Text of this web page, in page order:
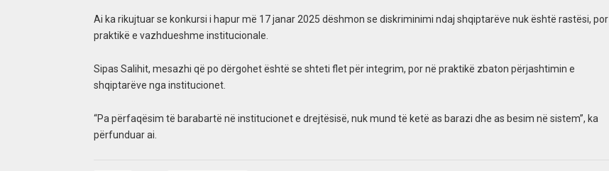
Ai ka rikujtuar se konkursi i hapur më 17 janar 2025 dëshmon se diskriminimi ndaj shqiptarëve nuk është rastësi, por
praktikë e vazhdueshme institucionale.
Sipas Salihit, mesazhi që po dërgohet është se shteti flet për integrim, por në praktikë zbaton përjashtimin e
shqiptarëve nga institucionet.
“Pa përfaqësim të barabartë në institucionet e drejtësisë, nuk mund të ketë as barazi dhe as besim në sistem”, ka
përfunduar ai.